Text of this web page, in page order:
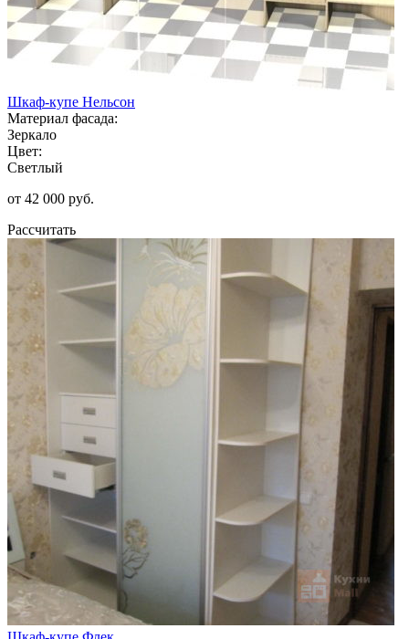
Шкаф-купе Нельсон
Материал фасада:
Зеркало
Цвет:
Светлый
от 42 000 руб.
Рассчитать